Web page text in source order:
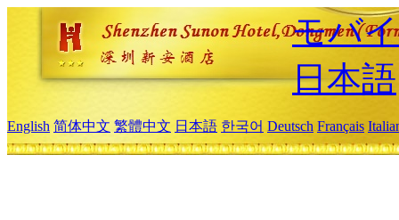
モバ
日本語
English 简体中文 繁體中文 日本語 한국어 Deutsch Français